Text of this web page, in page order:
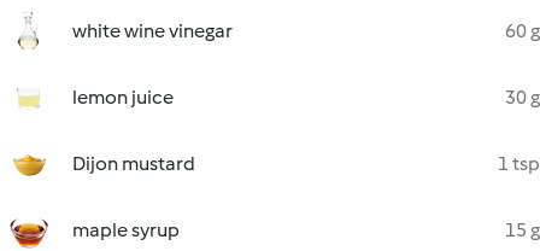
white wine vinegar 60 g
lemon juice 30 g
Dijon mustard 1 tsp
maple syrup 15 g